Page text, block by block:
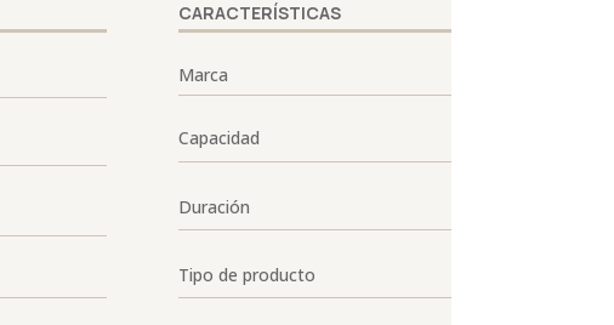
CARACTERÍSTICAS
Marca
Capacidad
Duración
Tipo de producto